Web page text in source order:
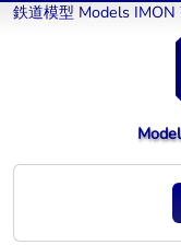
鉄道模型 Models IMON